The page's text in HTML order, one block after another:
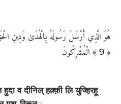
هُوَ الَّذِي أَرْسَلَ رَسُولَهُ بِالْهُدَىٰ وَدِينِ
الْمُشْرِكُونَ﴾ 9 ﴿
व दीनिल् हक़्क़ी लि युज्हिरहू